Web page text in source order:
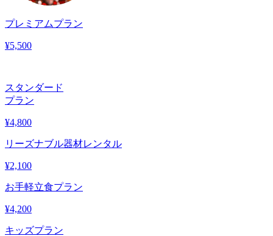
プレミアムプラン
¥5,500
スタンダード
プラン
¥4,800
リーズナブル器材レンタル
¥2,100
お手軽立食プラン
¥4,200
キッズプラン